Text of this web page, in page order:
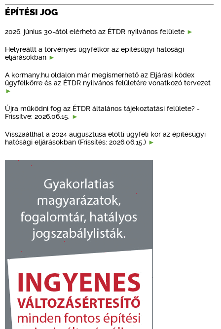
ÉPÍTÉSI JOG
2026. június 30-ától elérhető az ÉTDR nyilvános felülete
Helyreállt a törvényes ügyfélkör az építésügyi hatósági
eljárásokban
A kormany.hu oldalon már megismerhető az Eljárási kódex
ügyfélkörre és az ÉTDR nyilvános felületére vonatkozó tervezet
Újra működni fog az ÉTDR általános tájékoztatási felülete? -
Frissítve: 2026.06.15.
Visszaállhat a 2024 augusztusa előtti ügyféli kör az építésügyi
hatósági eljárásokban (Frissítés: 2026.06.15.)